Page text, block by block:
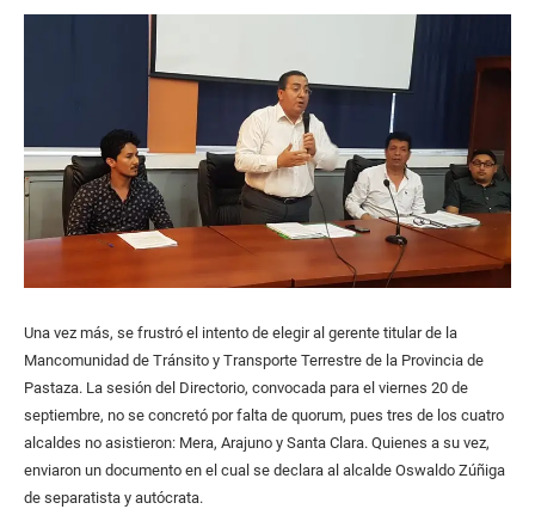
Una vez más, se frustró el intento de elegir al gerente titular de la
Mancomunidad de Tránsito y Transporte Terrestre de la Provincia de
Pastaza. La sesión del Directorio, convocada para el viernes 20 de
septiembre, no se concretó por falta de quorum, pues tres de los cuatro
alcaldes no asistieron: Mera, Arajuno y Santa Clara. Quienes a su vez,
enviaron un documento en el cual se declara al alcalde Oswaldo Zúñiga
de separatista y autócrata.